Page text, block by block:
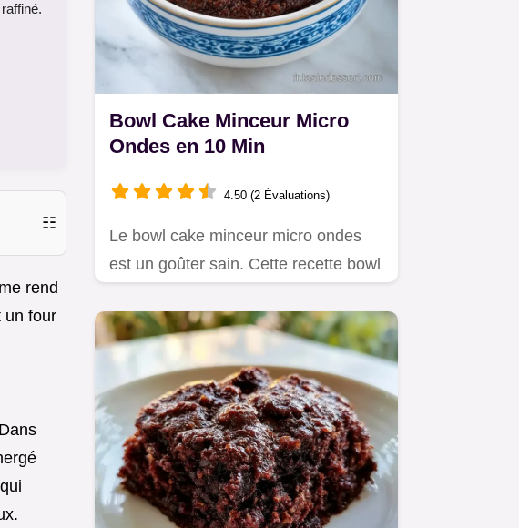
☷
rend
un four
Bowl Cake Minceur Micro
Ondes en 10 Min
4.50 (2 Évaluations)
Le bowl cake minceur micro ondes
est un goûter sain. Cette recette bowl